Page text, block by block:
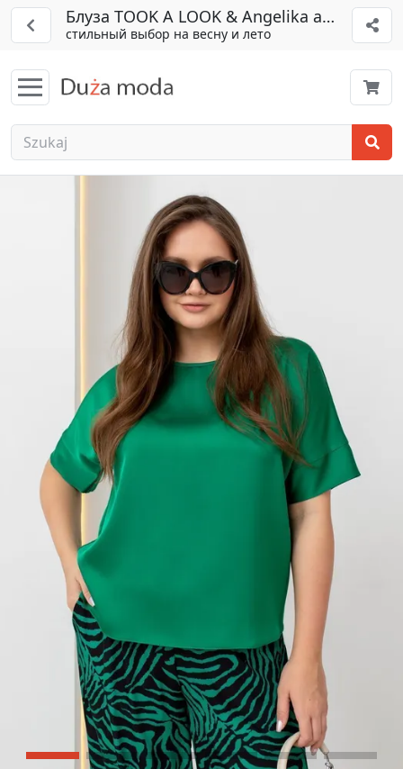
Блуза TOOK A LOOK & Angelika арт. ТБ-
стильный выбор на весну и лето